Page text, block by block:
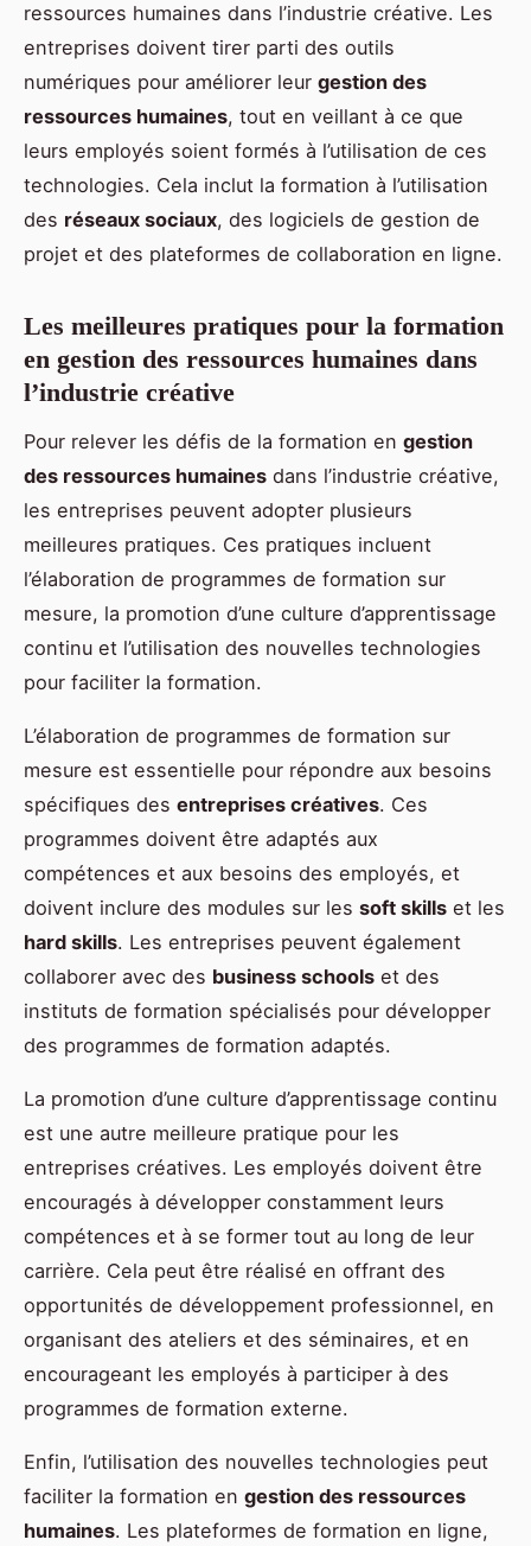
ressources humaines dans l’industrie créative. Les
entreprises doivent tirer parti des outils
numériques pour améliorer leur gestion des
ressources humaines, tout en veillant à ce que
leurs employés soient formés à l’utilisation de ces
technologies. Cela inclut la formation à l’utilisation
des réseaux sociaux, des logiciels de gestion de
projet et des plateformes de collaboration en ligne.
Les meilleures pratiques pour la formation
en gestion des ressources humaines dans
l’industrie créative
Pour relever les défis de la formation en gestion
des ressources humaines dans l’industrie créative,
les entreprises peuvent adopter plusieurs
meilleures pratiques. Ces pratiques incluent
l’élaboration de programmes de formation sur
mesure, la promotion d’une culture d’apprentissage
continu et l’utilisation des nouvelles technologies
pour faciliter la formation.
L’élaboration de programmes de formation sur
mesure est essentielle pour répondre aux besoins
spécifiques des entreprises créatives. Ces
programmes doivent être adaptés aux
compétences et aux besoins des employés, et
doivent inclure des modules sur les soft skills et les
hard skills. Les entreprises peuvent également
collaborer avec des business schools et des
instituts de formation spécialisés pour développer
des programmes de formation adaptés.
La promotion d’une culture d’apprentissage continu
est une autre meilleure pratique pour les
entreprises créatives. Les employés doivent être
encouragés à développer constamment leurs
compétences et à se former tout au long de leur
carrière. Cela peut être réalisé en offrant des
opportunités de développement professionnel, en
organisant des ateliers et des séminaires, et en
encourageant les employés à participer à des
programmes de formation externe.
Enfin, l’utilisation des nouvelles technologies peut
faciliter la formation en gestion des ressources
humaines. Les plateformes de formation en ligne,